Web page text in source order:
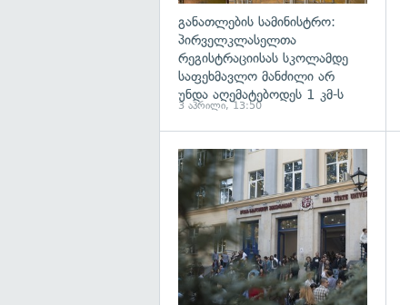
განათლების სამინისტრო:
პირველკლასელთა
რეგისტრაციისას სკოლამდე
საფეხმავლო მანძილი არ
უნდა აღემატებოდეს 1 კმ-ს
3 აპრილი, 13:50